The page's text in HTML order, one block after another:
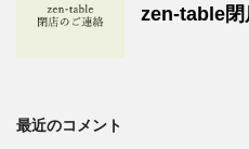
zen-table閉
最近のコメント